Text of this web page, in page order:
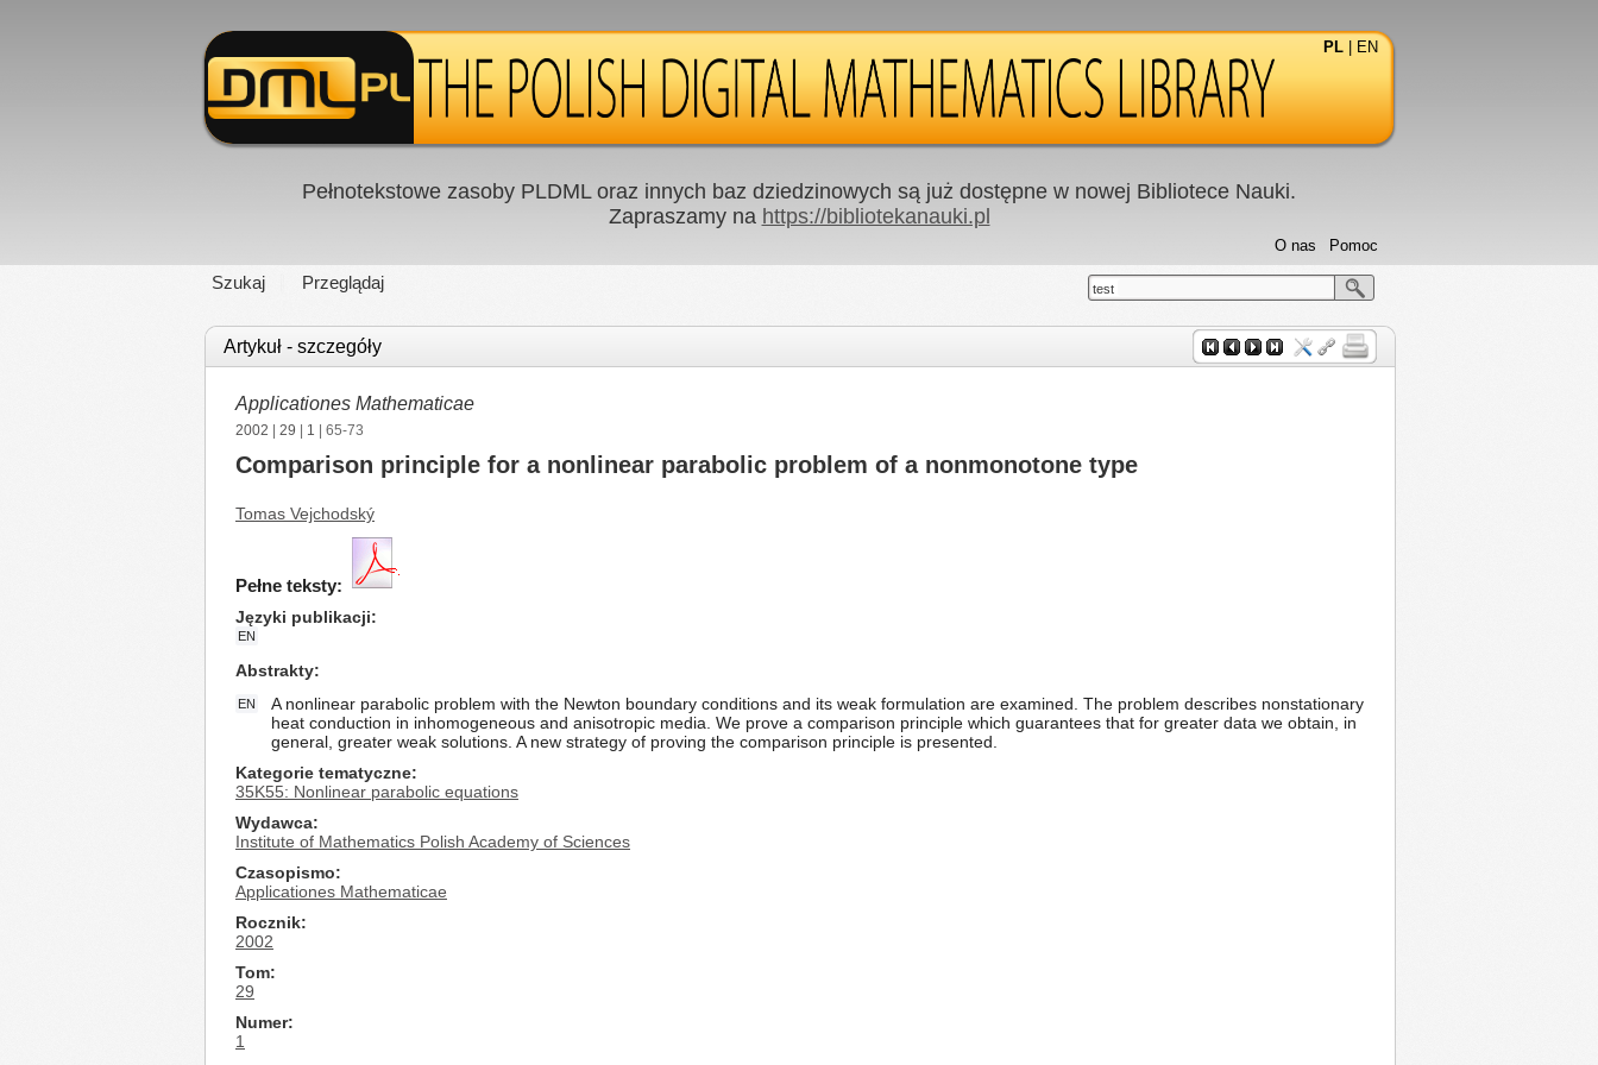
PL EN
Pełnotekstowe zasoby PLDML oraz innych baz dziedzinowych są już dostępne w nowej Bibliotece Nauki.
Zapraszamy na https://bibliotekanauki.pl
Szukaj Przeglądaj
Pomoc
O nas
test
Artykuł - szczegóły
Applicationes Mathematicae
2002 29 1 | 65-73
Comparison principle for a nonlinear parabolic problem of a nonmonotone type
Tomas Vejchodský
Pełne teksty:
Języki publikacji
EN
Abstrakty
EN
A nonlinear parabolic problem with the Newton boundary conditions and its weak formulation are examined. The problem describes nonstationary
heat conduction in inhomogeneous and anisotropic media. We prove a comparison principle which guarantees that for greater data we obtain, in
general, greater weak solutions. A new strategy of proving the comparison principle is presented.
Kategorie tematyczne
35K55: Nonlinear parabolic equations
Wydawca
Institute of Mathematics Polish Academy of Sciences
Czasopismo
Applicationes Mathematicae
Rocznik
2002
Tom
29
Numer
1